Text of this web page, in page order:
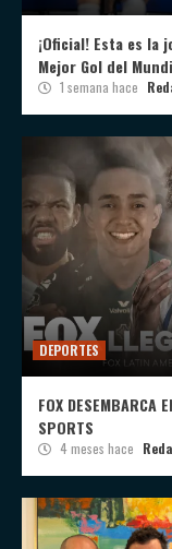
¡Oficial! Esta es la
Mejor Gol del
1 semana hace
DEPORTES
FOX DESEMBARCA
SPORTS
4 meses hace